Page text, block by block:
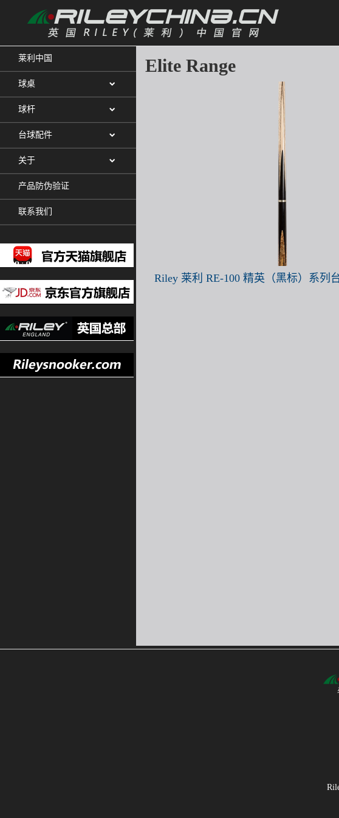
莱利中国
球桌
球杆
台球配件
关于
产品防伪验证
联系我们
Elite Range
Riley 莱利 RE-100 精英（黑标）系列